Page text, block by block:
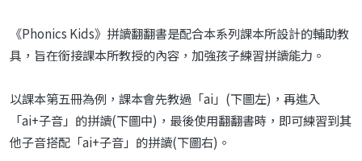
《Phonics Kids》拼讀翻翻書是配合本系列課本所設計的輔助教
具，旨在銜接課本所教授的內容，加強孩子練習拼讀能力。
以課本第五冊為例，課本會先教過「ai」(下圖左)，再進入
「ai+子音」的拼讀(下圖中)，最後使用翻翻書時，即可練習到其
他子音搭配「ai+子音」的拼讀(下圖右)。